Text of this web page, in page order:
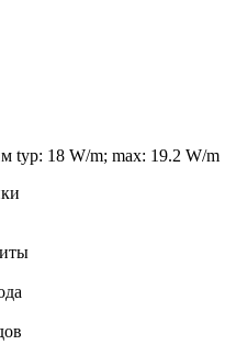
typ: 18 W/m; max: 19.2 W/m